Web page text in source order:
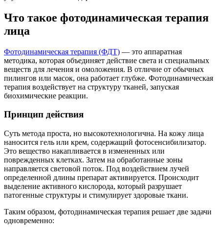
Что такое фотодинамическая терапия
лица
Фотодинамическая терапия (ФДТ) — это аппаратная
методика, которая объединяет действие света и специальных
веществ для лечения и омоложения. В отличие от обычных
пилингов или масок, она работает глубже. Фотодинамическая
терапия воздействует на структуру тканей, запуская
биохимические реакции.
Принцип действия
Суть метода проста, но высокотехнологична. На кожу лица
наносится гель или крем, содержащий фотосенсибилизатор.
Это вещество накапливается в измененных или
поврежденных клетках. Затем на обработанные зоны
направляется световой поток. Под воздействием лучей
определенной длины препарат активируется. Происходит
выделение активного кислорода, который разрушает
патогенные структуры и стимулирует здоровые ткани.
Таким образом, фотодинамическая терапия решает две задачи
одновременно: